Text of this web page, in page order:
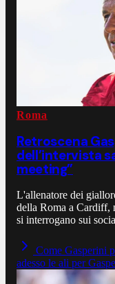
Roma
Retroscena
dell’intervista
meeting”
L'allenatore dei
della Roma a Cardiff,
si interrogano sui
Come Gasperini
adesso le ali per